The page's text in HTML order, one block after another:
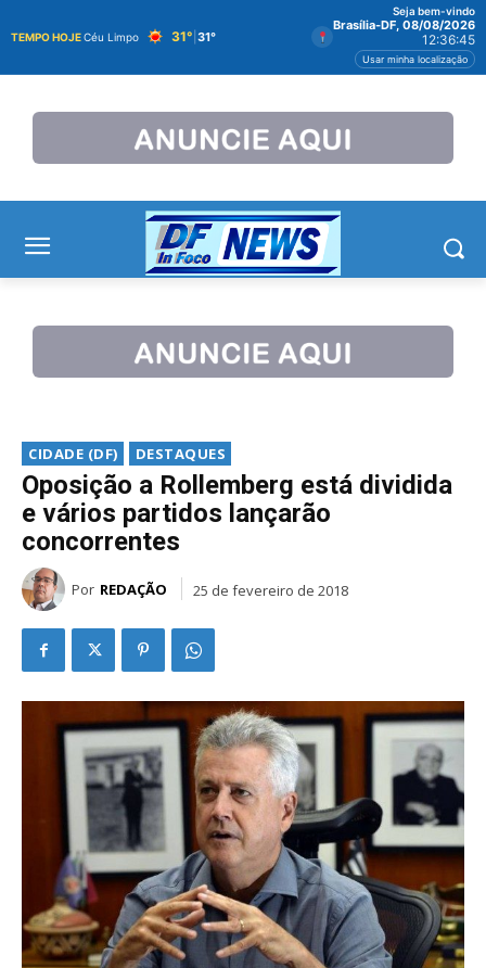
TEMPO HOJECéu Limpo 31° 31°
Seja bem-vindo
Brasília-DF, 08/08/2026
12:36:46
Usar minha localização
CIDADE (DF) DESTAQUES
Oposição a Rollemberg está dividida
e vários partidos lançarão
concorrentes
Por REDAÇÃO 25 de fevereiro de 2018